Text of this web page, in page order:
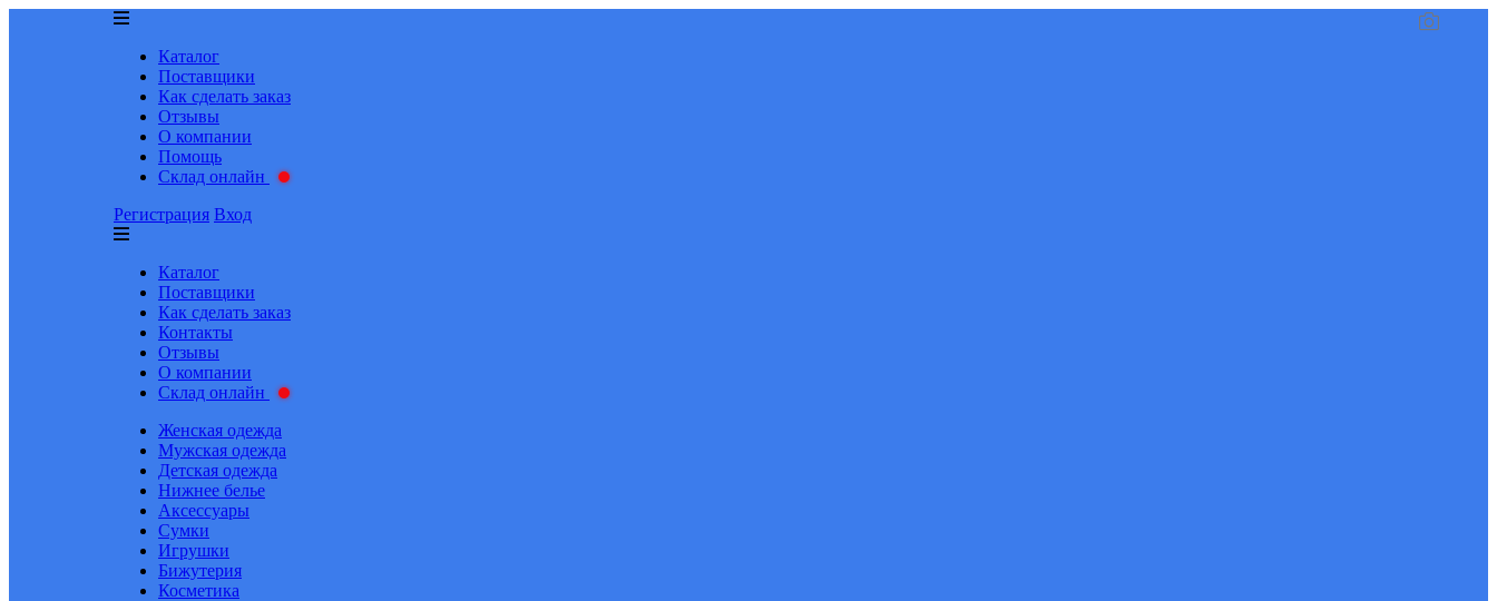
Каталог
Поставщики
Как сделать заказ
Отзывы
О компании
Помощь
Склад онлайн
Регистрация Вход
Каталог
Поставщики
Как сделать заказ
Контакты
Отзывы
О компании
Склад онлайн
Женская одежда
Мужская одежда
Детская одежда
Нижнее белье
Аксессуары
Сумки
Игрушки
Бижутерия
Косметика